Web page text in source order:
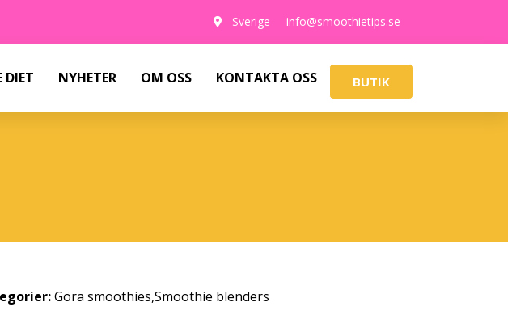
Sverige info@smoothietips.se
DIET NYHETER OM OSS KONTAKTA OSS BUTIK
Göra smoothies,Smoothie blenders